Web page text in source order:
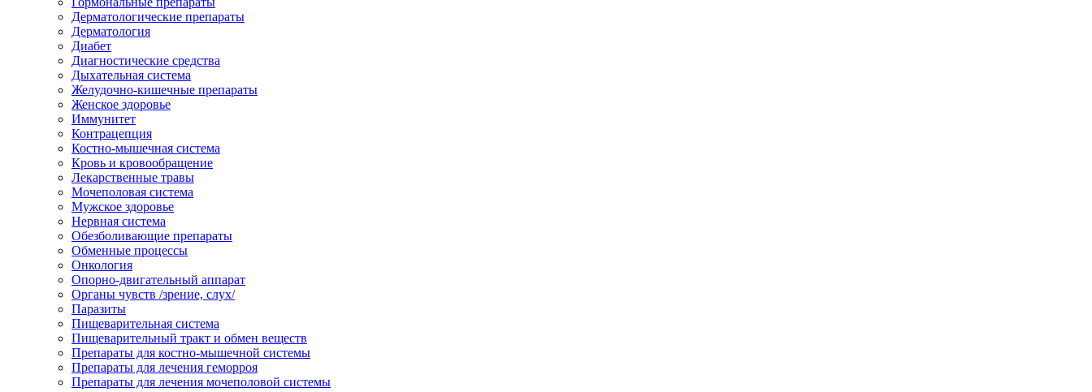
Дерматологические препараты
Дерматология
Диабет
Диагностические средства
Дыхательная система
Желудочно-кишечные препараты
Женское здоровье
Иммунитет
Контрацепция
Костно-мышечная система
Кровь и кровообращение
Лекарственные травы
Мочеполовая система
Мужское здоровье
Нервная система
Обезболивающие препараты
Обменные процессы
Онкология
Опорно-двигательный аппарат
Органы чувств /зрение, слух/
Паразиты
Пищеварительная система
Пищеварительный тракт и обмен веществ
Препараты для костно-мышечной системы
Препараты для лечения геморроя
Препараты для лечения мочеполовой системы